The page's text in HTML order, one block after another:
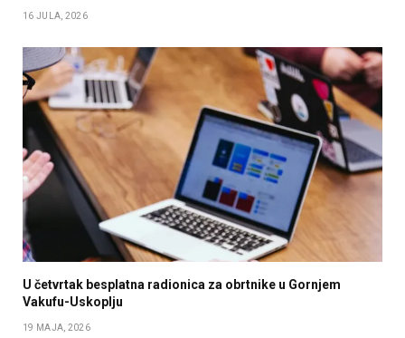
16 JULA, 2026
U četvrtak besplatna radionica za obrtnike u Gornjem
Vakufu-Uskoplju
19 MAJA, 2026